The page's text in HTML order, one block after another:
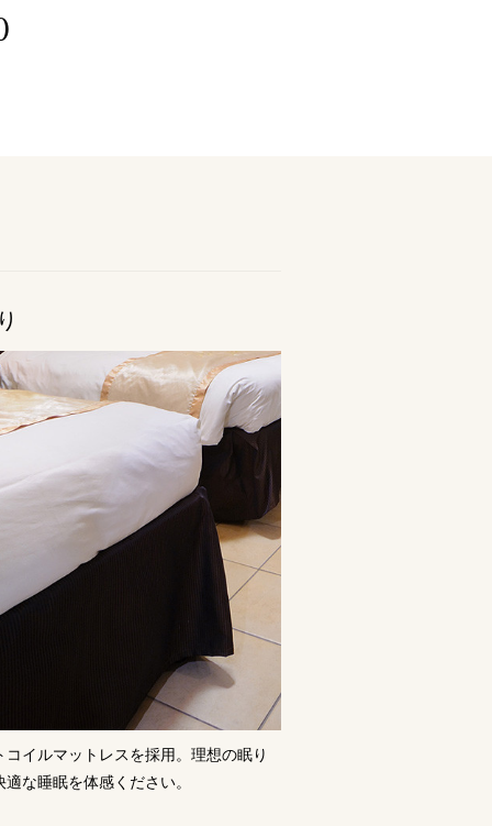
イルマットレスを採用。理想の眠り
な睡眠を体感ください。